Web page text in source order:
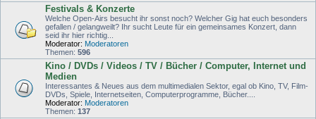
Festivals & Konzerte
Welche Open-Airs besucht ihr sonst noch? Welcher Gig hat euch besonders
gefallen / gelangweilt? Ihr sucht Leute für ein gemeinsames Konzert, dann
seid ihr hier richtig...
Moderator: Moderatoren
Themen: 596
Kino / DVDs / Videos / TV / Bücher / Computer, Internet und
Medien
Interessantes & Neues aus dem multimedialen Sektor, egal ob Kino, TV, Film-
DVDs, Spiele, Internetseiten, Computerprogramme, Bücher....
Moderator: Moderatoren
Themen: 137